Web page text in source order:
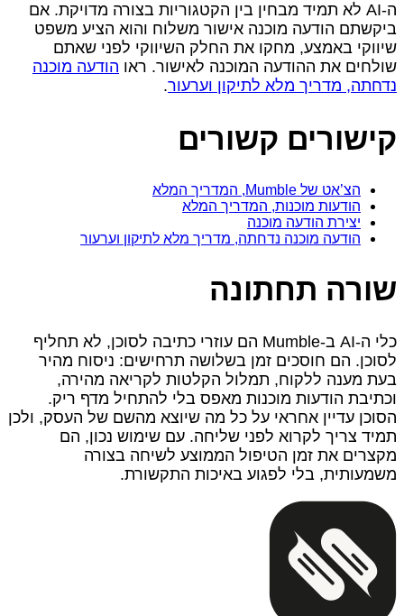
ה‑AI לא תמיד מבחין בין הקטגוריות בצורה מדויקת. אם
ביקשתם הודעה מוכנה אישור משלוח והוא הציע משפט
שיווקי באמצע, מחקו את החלק השיווקי לפני שאתם
שולחים את ההודעה המוכנה לאישור. ראו הודעה מוכנה
נדחתה, מדריך מלא לתיקון וערעור.
קישורים קשורים
הצ’אט של Mumble, המדריך המלא
הודעות מוכנות, המדריך המלא
יצירת הודעה מוכנה
הודעה מוכנה נדחתה, מדריך מלא לתיקון וערעור
שורה תחתונה
כלי ה‑AI ב‑Mumble הם עוזרי כתיבה לסוכן, לא תחליף
לסוכן. הם חוסכים זמן בשלושה תרחישים: ניסוח מהיר
בעת מענה ללקוח, תמלול הקלטות לקריאה מהירה,
וכתיבת הודעות מוכנות מאפס בלי להתחיל מדף ריק.
הסוכן עדיין אחראי על כל מה שיוצא מהשם של העסק, ולכן
תמיד צריך לקרוא לפני שליחה. עם שימוש נכון, הם
מקצרים את זמן הטיפול הממוצע לשיחה בצורה
משמעותית, בלי לפגוע באיכות התקשורת.